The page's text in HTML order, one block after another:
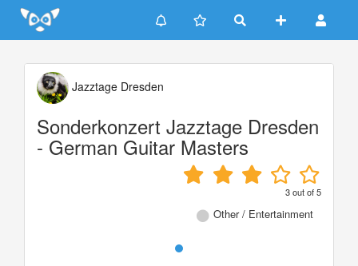
Update cookies preferences
Jazztage Dresden
Sonderkonzert Jazztage Dresden
- German Guitar Masters
3out of5
Other / Entertainment